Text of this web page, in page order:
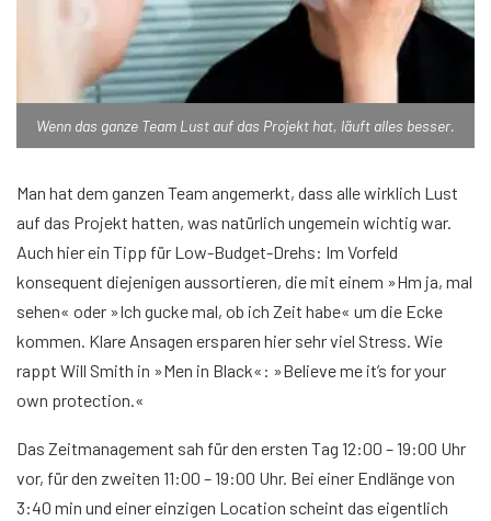
Wenn das ganze Team Lust auf das Projekt hat, läuft alles besser.
Man hat dem ganzen Team angemerkt, dass alle wirklich Lust
auf das Projekt hatten, was natürlich ungemein wichtig war.
Auch hier ein Tipp für Low-Budget-Drehs: Im Vorfeld
konsequent diejenigen aussortieren, die mit einem »Hm ja, mal
sehen« oder »Ich gucke mal, ob ich Zeit habe« um die Ecke
kommen. Klare Ansagen ersparen hier sehr viel Stress. Wie
rappt Will Smith in »Men in Black«: »Believe me it’s for your
own protection.«
Das Zeitmanagement sah für den ersten Tag 12:00 – 19:00 Uhr
vor, für den zweiten 11:00 – 19:00 Uhr. Bei einer Endlänge von
3:40 min und einer einzigen Location scheint das eigentlich